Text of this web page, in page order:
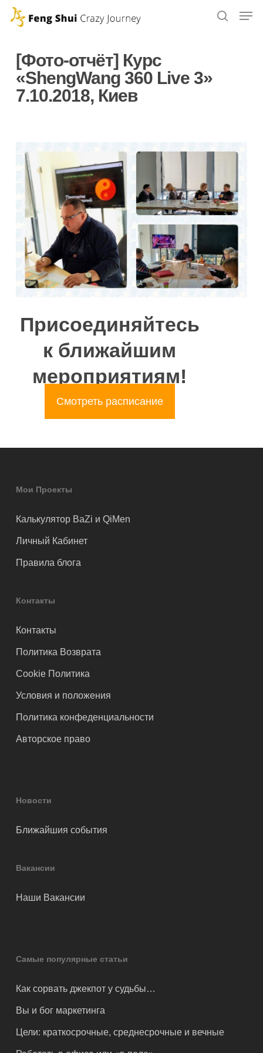
Skip
content[Фото-отчёт] Курс
«ShengWang 360 Live 3»
7.10.2018, Киев
Присоединяйтесь
к ближайшим
мероприятиям!
Смотреть расписание
Мои Проекты
Калькулятор BaZi и QiMen
Личный Кабинет
Правила блога
Контакты
Контакты
Политика Возврата
Cookie Политика
Условия и положения
Политика конфеденциальности
Авторское право
Новости
Ближайшия события
Вакансии
Наши Вакансии
Самые популярные статьи
Как сорвать джекпот у судьбы…
Вы и бог маркетинга
Цели: краткосрочные, среднесрочные и вечные